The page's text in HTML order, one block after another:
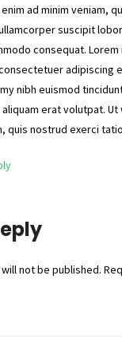
ad minim veniam,
suscipit
consequat.
adipiscing
nibh euismod
aliquam erat volutpat. Ut
quis nostrud exerci
not be published.